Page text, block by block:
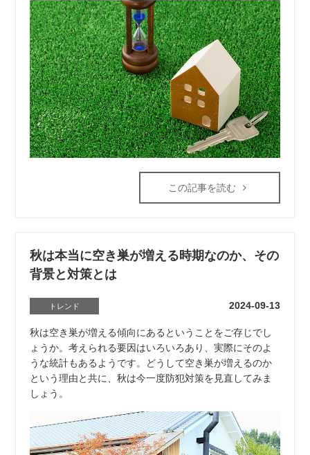
この記事を読む
秋は本当に空き巣が増える時期なのか、その
背景と対策とは
トレンド 2024-09-13
秋は空き巣が増える傾向にあるということをご存じでし
ょうか。考えられる要因はいろいろあり、実際にそのよ
うな統計もあるようです。どうして空き巣が増えるのか
という理由と共に、秋は今一度防犯対策を見直してみま
しょう。